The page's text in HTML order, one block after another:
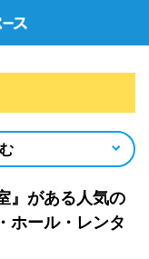
』がある人気の
ホール・レンタ